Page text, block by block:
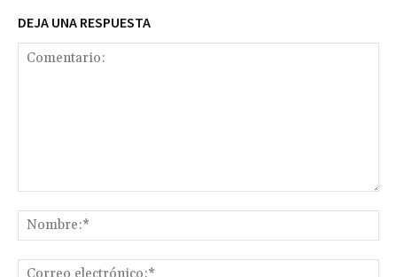
DEJA UNA RESPUESTA